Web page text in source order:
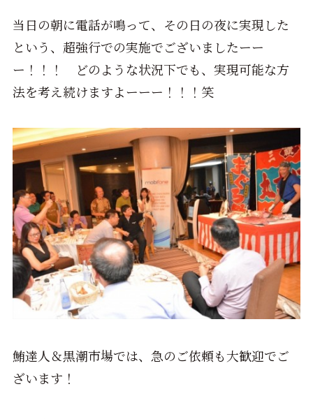
当日の朝に電話が鳴って、その日の夜に実現した
という、超強行での実施でございましたーー
ー！！！ どのような状況下でも、実現可能な方
法を考え続けますよーーー！！！笑
鮪達人＆黒潮市場では、急のご依頼も大歓迎でご
ざいます！